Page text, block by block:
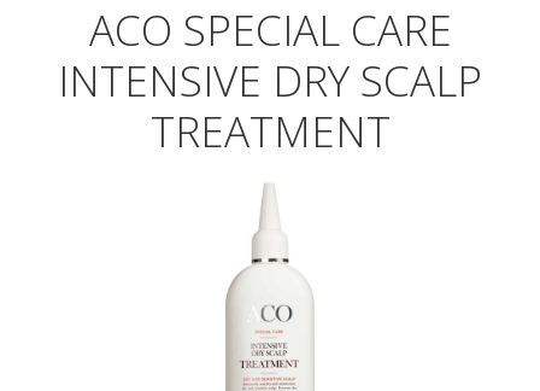
ACO SPECIAL CARE
INTENSIVE DRY SCALP
TREATMENT